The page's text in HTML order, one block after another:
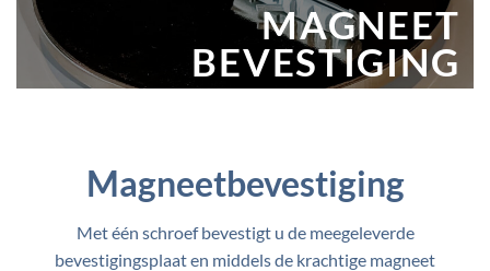
MAGNEET
BEVESTIGING
Magneetbevestiging
Met één schroef bevestigt u de meegeleverde
bevestigingsplaat en middels de krachtige magneet